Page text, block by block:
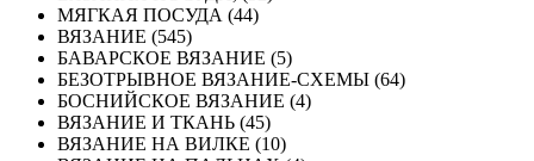
МЯГКАЯ ПОСУДА (44)
ВЯЗАНИЕ (545)
БАВАРСКОЕ ВЯЗАНИЕ (5)
БЕЗОТРЫВНОЕ ВЯЗАНИЕ-СХЕМЫ (64)
БОСНИЙСКОЕ ВЯЗАНИЕ (4)
ВЯЗАНИЕ И ТКАНЬ (45)
ВЯЗАНИЕ НА ВИЛКЕ (10)